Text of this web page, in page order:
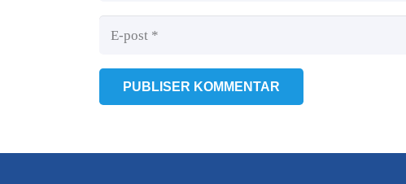
PUBLISER KOMMENTAR